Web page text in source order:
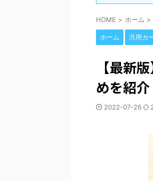
HOME > ホーム >
ホーム 汎用カ
【最新
めを紹介
2022-07-26